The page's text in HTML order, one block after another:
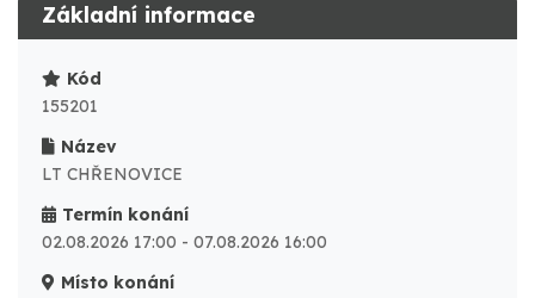
Základní informace
Kód
155201
Název
LT CHŘENOVICE
Termín konání
02.08.2026 17:00 - 07.08.2026 16:00
Místo konání